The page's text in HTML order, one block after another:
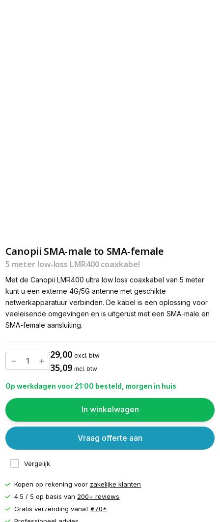
Canopii SMA-male to SMA-female
5 meter low-loss LMR400 coaxkabel
Met de Canopii LMR400 ultra low loss coaxkabel van 5 meter
kunt u een externe 4G/5G antenne met geschikte
netwerkapparatuur verbinden. De kabel is een oplossing voor
veeleisende omgevingen en is uitgerust met een SMA-male en
SMA-female aansluiting.
29,00 excl. btw
35,09 incl. btw
Op werkdagen voor 21:00 besteld, morgen in huis
In winkelwagen
Vergelijk
Vraag offerte aan
Kopen op rekening voor zakelijke klanten
4.5 / 5 op basis van 200+ reviews
Gratis verzending vanaf€70*